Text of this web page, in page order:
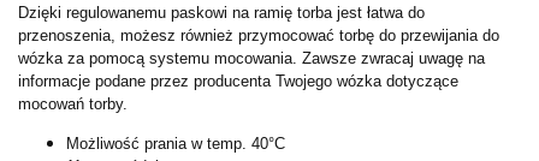
Dzięki regulowanemu paskowi na ramię torba jest łatwa do
przenoszenia, możesz również przymocować torbę do przewijania do
wózka za pomocą systemu mocowania. Zawsze zwracaj uwagę na
informacje podane przez producenta Twojego wózka dotyczące
mocowań torby.
Możliwość prania w temp. 40°C